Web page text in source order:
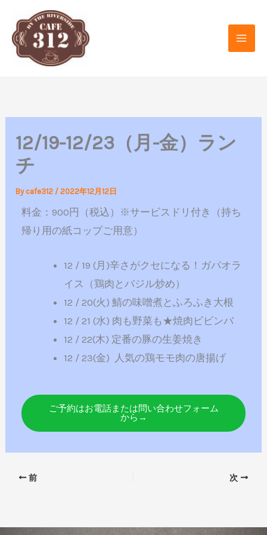
プ
12/19-12/23（月-金）ラン
チ
By cafe312 /2022年12月12日
料金：900円（税込）※サービスドリ付き（持ち
帰り用の紙コップご用意）
12 / 19 (月)辛さがクセになる！ガパオラ
イス（鶏肉とバジル炒め）
12 / 20(火) 鯖の味噌煮とふろふき大根
12 / 21 (水) 肉も野菜も★焼肉ビビンバ
12 / 22(木) 定番の豚の生姜焼き
12 / 23(金) 人気の鶏モモ肉の唐揚げ
ご予約はお電話または問い合わせフォーム
から→
前 次